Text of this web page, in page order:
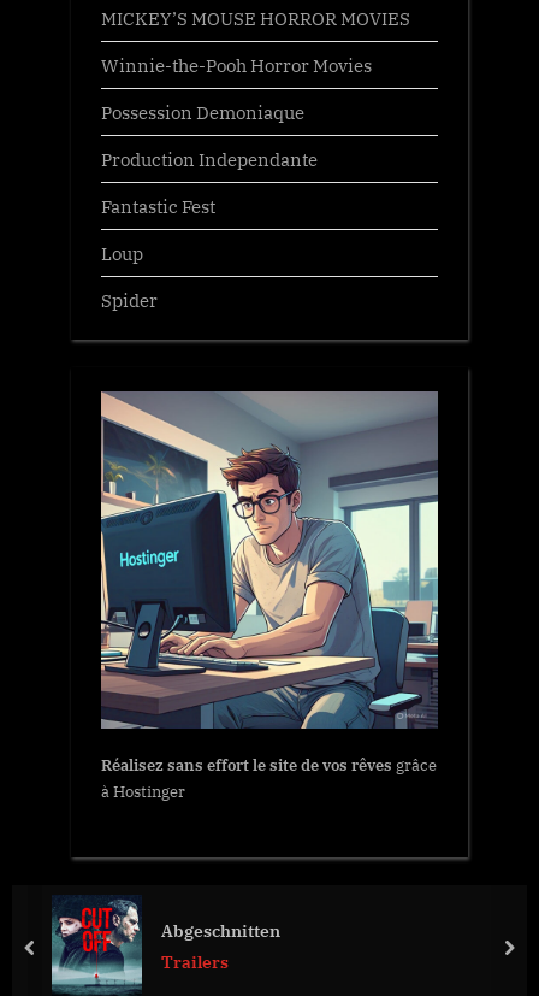
MICKEY’S MOUSE HORROR MOVIES
Winnie-the-Pooh Horror Movies
Possession Demoniaque
Production Independante
Fantastic Fest
Loup
Spider
Réalisez sans effort le site de vos rêves grâce
à Hostinger
Abgeschnitten
Trailers
prev